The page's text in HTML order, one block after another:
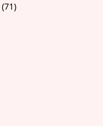
(71)